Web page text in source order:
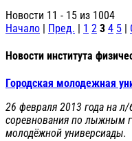
Новости 11 - 15 из 1004
Начало | Пред. | 1 2 3 4 5 |
Новости института
Городская молодежная
26 февраля 2013 года на
соревнования по лыжным
молодёжной универсиады.